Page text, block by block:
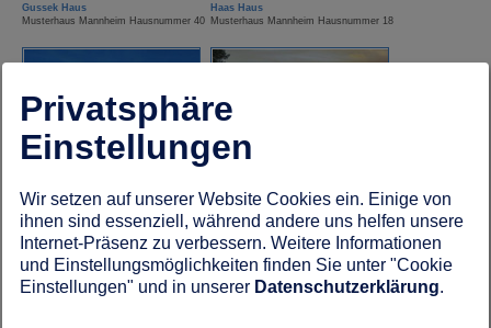
Gussek Haus
Musterhaus Mannheim Hausnummer 40
Haas Haus
Musterhaus Mannheim Hausnummer 18
Hanse Haus
Musterhaus Mannheim Hausnummer 31
Hanse Haus
Musterhaus Mannheim Hausnummer 33
Privatsphäre
Einstellungen
Wir setzen auf unserer Website Cookies ein. Einige von
ihnen sind essenziell, während andere uns helfen unsere
Internet-Präsenz zu verbessern. Weitere Informationen
und Einstellungsmöglichkeiten finden Sie unter "Cookie
Einstellungen" und in unserer Datenschutzerklärung.